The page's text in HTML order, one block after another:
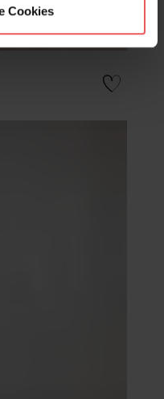
Cookies